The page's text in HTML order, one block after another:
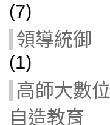
(7)
領導統御
(1)
高師大數位
自造教育